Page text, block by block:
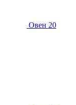
Овен 20